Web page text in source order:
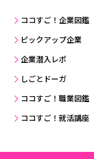
ココすご！企業図鑑
ピックアップ企業
企業潜入レポ
しごとドーガ
ココすご！職業図鑑
ココすご！就活講座